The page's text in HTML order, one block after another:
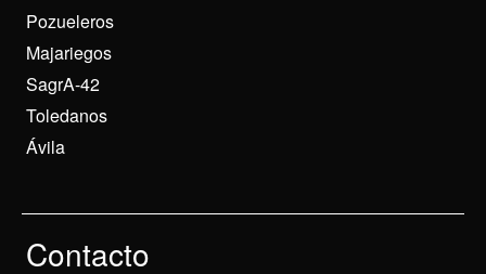
Pozueleros
Majariegos
SagrA-42
Toledanos
Ávila
Contacto